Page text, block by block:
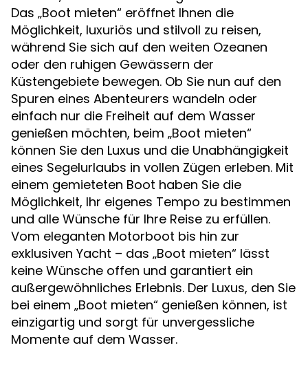
Das „Boot mieten“ eröffnet Ihnen die
Möglichkeit, luxuriös und stilvoll zu reisen,
während Sie sich auf den weiten Ozeanen
oder den ruhigen Gewässern der
Küstengebiete bewegen. Ob Sie nun auf den
Spuren eines Abenteurers wandeln oder
einfach nur die Freiheit auf dem Wasser
genießen möchten, beim „Boot mieten“
können Sie den Luxus und die Unabhängigkeit
eines Segelurlaubs in vollen Zügen erleben. Mit
einem gemieteten Boot haben Sie die
Möglichkeit, Ihr eigenes Tempo zu bestimmen
und alle Wünsche für Ihre Reise zu erfüllen.
Vom eleganten Motorboot bis hin zur
exklusiven Yacht – das „Boot mieten“ lässt
keine Wünsche offen und garantiert ein
außergewöhnliches Erlebnis. Der Luxus, den Sie
bei einem „Boot mieten“ genießen können, ist
einzigartig und sorgt für unvergessliche
Momente auf dem Wasser.